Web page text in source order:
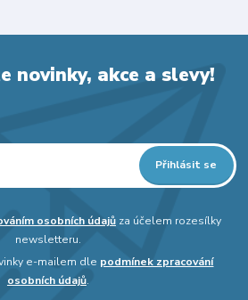
novinky, akce a slevy!
Přihlásit se
osobních údajůza účelem rozesílky
newsletteru.
e-mailem dle podmínek zpracování
osobních údajů.